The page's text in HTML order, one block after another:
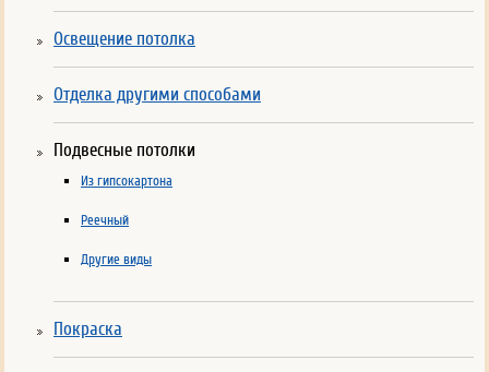
Освещение потолка
Отделка другими способами
Подвесные потолки
Из гипсокартона
Реечный
Другие виды
Покраска